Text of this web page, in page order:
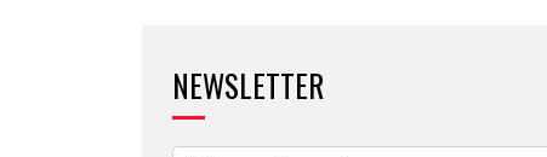
NEWSLETTER